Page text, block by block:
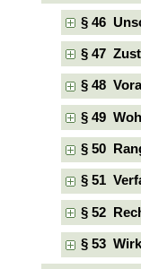
§ 46
§ 47
§ 48
§ 49
§ 50
§ 51
§ 52
§ 53